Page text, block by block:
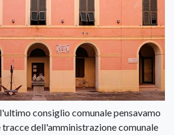
consiglio comunale pensavamo
tracce dell'amministrazione comunale